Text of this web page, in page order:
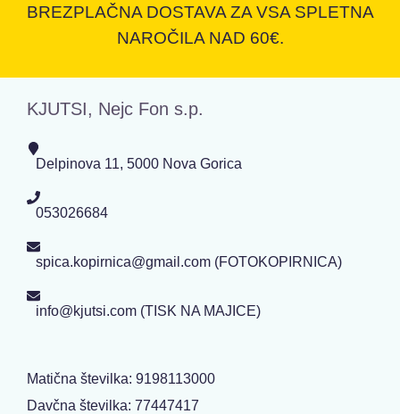
BREZPLAČNA DOSTAVA ZA VSA SPLETNA
NAROČILA NAD 60€.
KJUTSI, Nejc Fon s.p.
Delpinova 11, 5000 Nova Gorica
053026684
spica.kopirnica@gmail.com (FOTOKOPIRNICA)
info@kjutsi.com (TISK NA MAJICE)
Matična številka: 9198113000
Davčna številka: 77447417